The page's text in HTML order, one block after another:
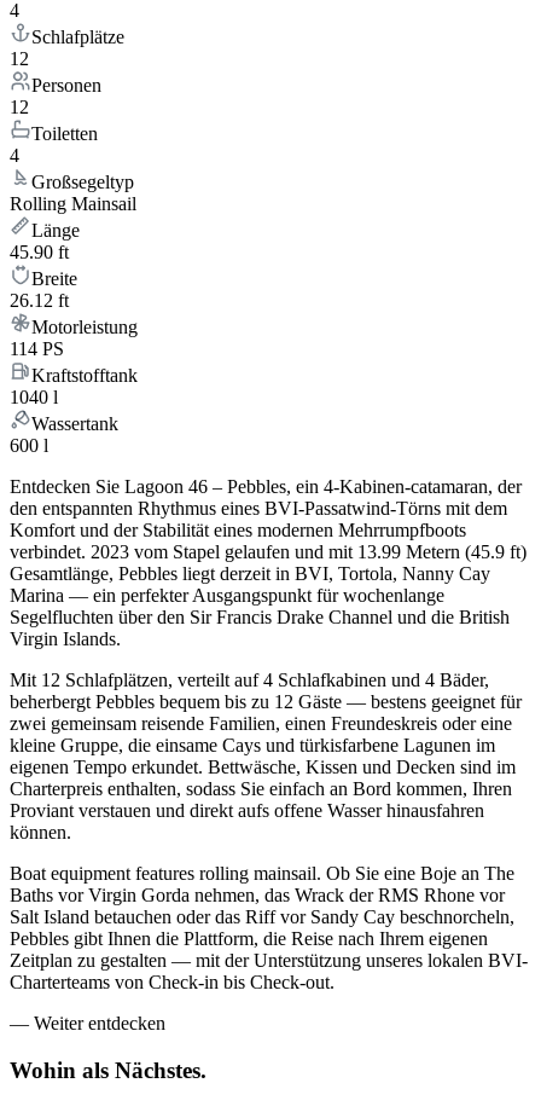
4
Schlafplätze
12
Personen
12
Toiletten
4
Großsegeltyp
Rolling Mainsail
Länge
45.90 ft
Breite
26.12 ft
Motorleistung
114 PS
Kraftstofftank
1040 l
Wassertank
600 l
Entdecken Sie Lagoon 46 – Pebbles, ein 4-Kabinen-catamaran, der
den entspannten Rhythmus eines BVI-Passatwind-Törns mit dem
Komfort und der Stabilität eines modernen Mehrrumpfboots
verbindet. 2023 vom Stapel gelaufen und mit 13.99 Metern (45.9 ft)
Gesamtlänge, Pebbles liegt derzeit in BVI, Tortola, Nanny Cay
Marina — ein perfekter Ausgangspunkt für wochenlange
Segelfluchten über den Sir Francis Drake Channel und die British
Virgin Islands.
Mit 12 Schlafplätzen, verteilt auf 4 Schlafkabinen und 4 Bäder,
beherbergt Pebbles bequem bis zu 12 Gäste — bestens geeignet für
zwei gemeinsam reisende Familien, einen Freundeskreis oder eine
kleine Gruppe, die einsame Cays und türkisfarbene Lagunen im
eigenen Tempo erkundet. Bettwäsche, Kissen und Decken sind im
Charterpreis enthalten, sodass Sie einfach an Bord kommen, Ihren
Proviant verstauen und direkt aufs offene Wasser hinausfahren
können.
Boat equipment features rolling mainsail. Ob Sie eine Boje an The
Baths vor Virgin Gorda nehmen, das Wrack der RMS Rhone vor
Salt Island betauchen oder das Riff vor Sandy Cay beschnorcheln,
Pebbles gibt Ihnen die Plattform, die Reise nach Ihrem eigenen
Zeitplan zu gestalten — mit der Unterstützung unseres lokalen BVI-
Charterteams von Check-in bis Check-out.
— Weiter entdecken
Wohin als Nächstes.